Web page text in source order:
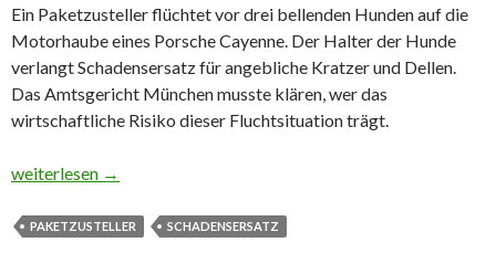
Ein Paketzusteller flüchtet vor drei bellenden Hunden auf die
Motorhaube eines Porsche Cayenne. Der Halter der Hunde
verlangt Schadensersatz für angebliche Kratzer und Dellen.
Das Amtsgericht München musste klären, wer das
wirtschaftliche Risiko dieser Fluchtsituation trägt.
Porsche gegen Dalmatiner – Paketzusteller darf auf
weiterlesen →
PAKETZUSTELLER SCHADENSERSATZ